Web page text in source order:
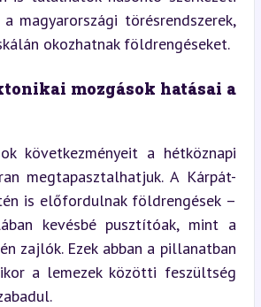
magyarországi törésrendszerek,
okozhatnak földrengéseket.
mozgások hatásai a
következményeit a hétköznapi
megtapasztalhatjuk. A Kárpát-
is előfordulnak földrengések –
kevésbé pusztítóak, mint a
zajlók. Ezek abban a pillanatban
a lemezek közötti feszültség